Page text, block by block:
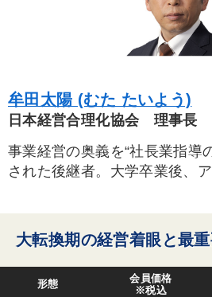
牟田太陽 (むた たいよう)
日本経営合理化協会 理事長
事業経営の奥義を“社長業指導
された後継者。大学卒業後、
職。
大転換期の経営着眼と最
形態
会員価格
※税込